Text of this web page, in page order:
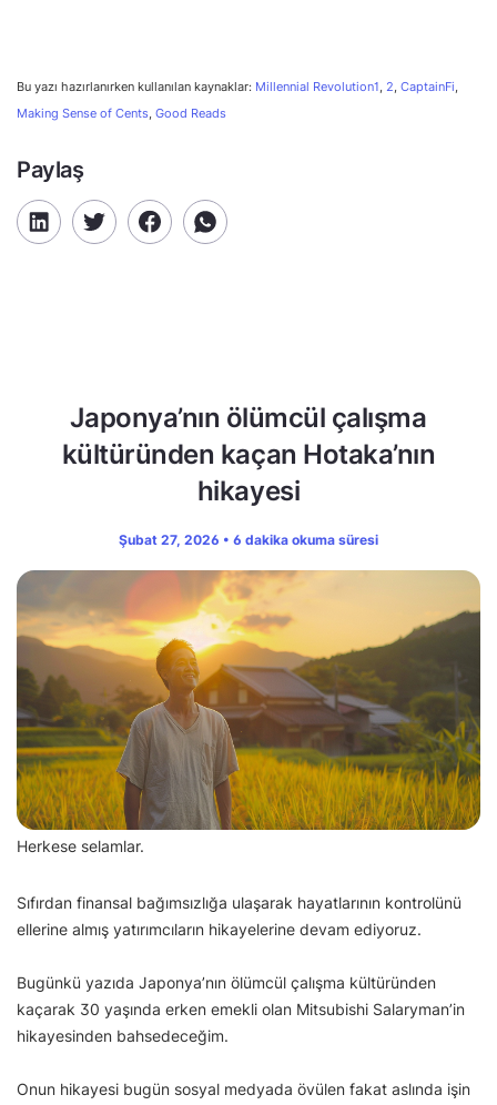
Bu yazı hazırlanırken kullanılan kaynaklar: Millennial Revolution1 2 CaptainFi
Making Sense of Cents Good Reads
Paylaş
Japonya’nın ölümcül çalışma
kültüründen kaçan Hotaka’nın
hikayesi
Şubat 27, 2026 • 6 dakika okuma süresi
Herkese selamlar.
Sıfırdan finansal bağımsızlığa ulaşarak hayatlarının kontrolünü
ellerine almış yatırımcıların hikayelerine devam ediyoruz.
Bugünkü yazıda Japonya’nın ölümcül çalışma kültüründen
kaçarak 30 yaşında erken emekli olan Mitsubishi Salaryman’in
hikayesinden bahsedeceğim.
Onun hikayesi bugün sosyal medyada övülen fakat aslında işin